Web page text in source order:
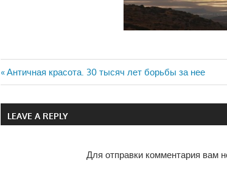
Навигация
по
Previous
Post:
Античная красота. 30 тысяч лет борьбы за нее
LEAVE A REPLY
Для отправки комментария вам